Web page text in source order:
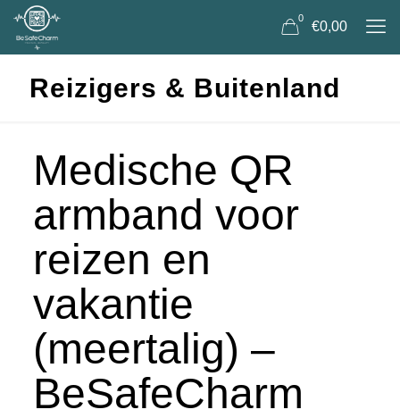
0
€0,00
Reizigers & Buitenland
Medische QR
armband voor
reizen en
vakantie
(meertalig) –
BeSafeCharm